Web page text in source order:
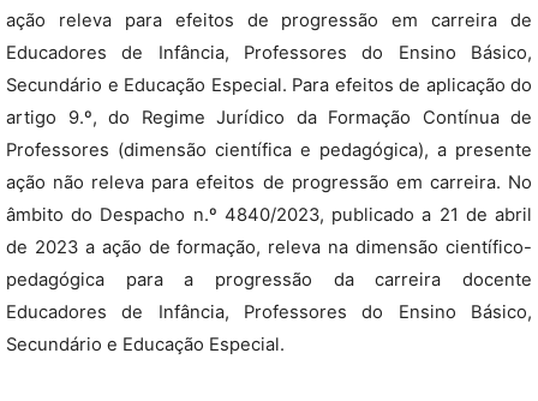
ação releva para efeitos de progressão em carreira de
Educadores de Infância, Professores do Ensino Básico,
Secundário e Educação Especial. Para efeitos de aplicação do
artigo 9.º, do Regime Jurídico da Formação Contínua de
Professores (dimensão científica e pedagógica), a presente
ação não releva para efeitos de progressão em carreira. No
âmbito do Despacho n.º 4840/2023, publicado a 21 de abril
de 2023 a ação de formação, releva na dimensão científico-
pedagógica para a progressão da carreira docente
Educadores de Infância, Professores do Ensino Básico,
Secundário e Educação Especial.